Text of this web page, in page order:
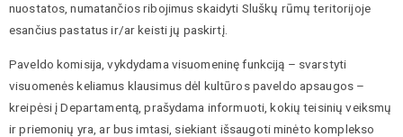
nuostatos, numatančios ribojimus skaidyti Sluškų rūmų teritorijoje
esančius pastatus ir/ar keisti jų paskirtį.
Paveldo komisija, vykdydama visuomeninę funkciją – svarstyti
visuomenės keliamus klausimus dėl kultūros paveldo apsaugos –
kreipėsi į Departamentą, prašydama informuoti, kokių teisinių veiksmų
ir priemonių yra, ar bus imtasi, siekiant išsaugoti minėto komplekso